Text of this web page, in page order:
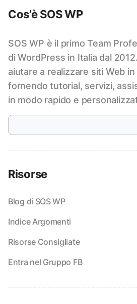
Cos’è SOS WP
SOS WP è il primo Team
di WordPress in Italia dal
aiutare a realizzare siti Web
fornendo tutorial, servizi,
in modo rapido e
Risorse
Blog di SOS WP
Indice Argomenti
Risorse Consigliate
Entra nel Gruppo FB